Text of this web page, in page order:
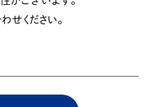
せください。